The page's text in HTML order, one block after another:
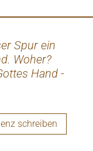
Spur ein
Woher?
Hand -
schreiben